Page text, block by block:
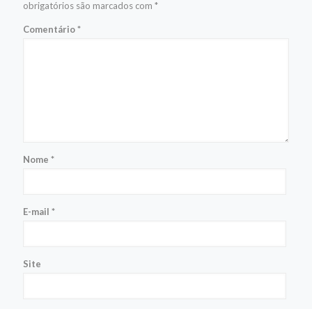
obrigatórios são marcados com *
Comentário*
Nome *
E-mail *
Site